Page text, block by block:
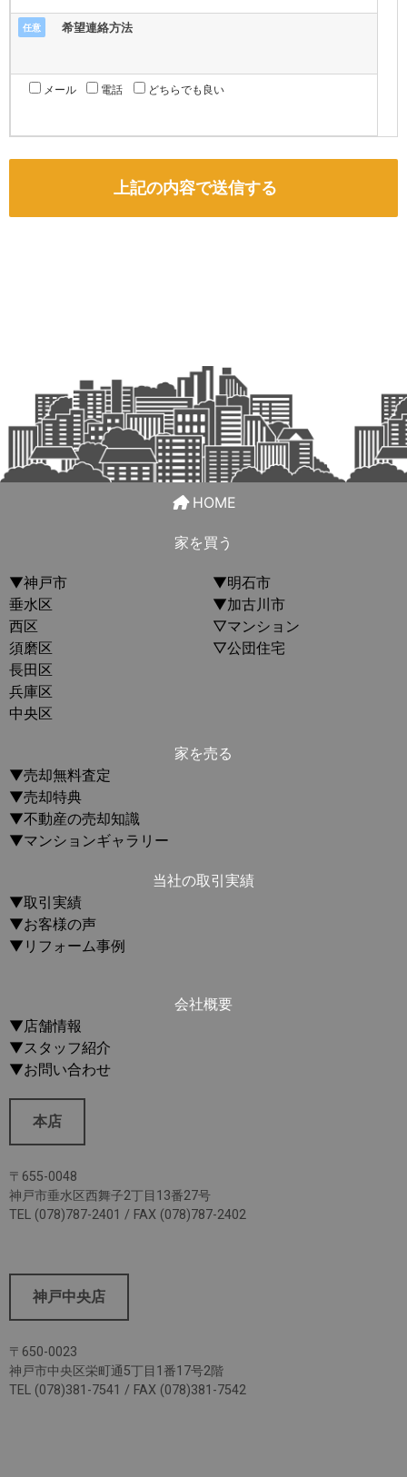
任意 希望連絡方法
メール 電話 どちらでも良い
HOME
家を買う
▼神戸市
垂水区
西区
須磨区
長田区
兵庫区
中央区
▼明石市
▼加古川市
▽マンション
▽公団住宅
家を売る
▼売却無料査定
▼売却特典
▼不動産の売却知識
▼マンションギャラリー
当社の取引実績
▼取引実績
▼お客様の声
▼リフォーム事例
会社概要
▼店舗情報
▼スタッフ紹介
▼お問い合わせ
本店
〒655-0048
神戸市垂水区西舞子2丁目13番27号
TEL (078)787-2401 / FAX (078)787-2402
神戸中央店
〒650-0023
神戸市中央区栄町通5丁目1番17号2階
TEL (078)381-7541 / FAX (078)381-7542